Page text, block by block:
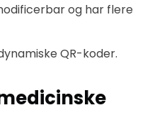
og har flere
QR-koder.